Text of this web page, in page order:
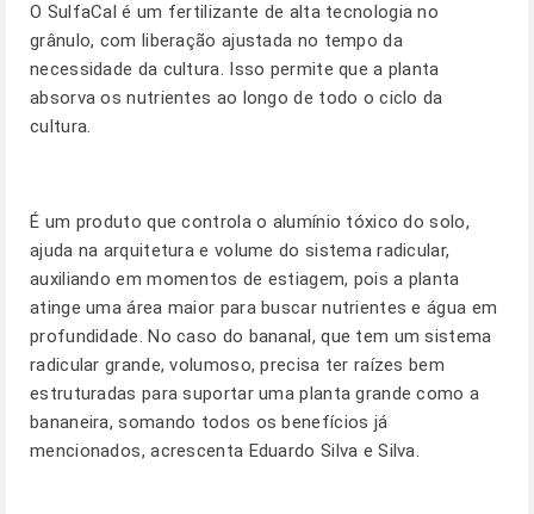
O SulfaCal é um fertilizante de alta tecnologia no
grânulo, com liberação ajustada no tempo da
necessidade da cultura. Isso permite que a planta
absorva os nutrientes ao longo de todo o ciclo da
cultura.
É um produto que controla o alumínio tóxico do solo,
ajuda na arquitetura e volume do sistema radicular,
auxiliando em momentos de estiagem, pois a planta
atinge uma área maior para buscar nutrientes e água em
profundidade. No caso do bananal, que tem um sistema
radicular grande, volumoso, precisa ter raízes bem
estruturadas para suportar uma planta grande como a
bananeira, somando todos os benefícios já
mencionados, acrescenta Eduardo Silva e Silva.